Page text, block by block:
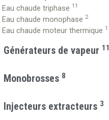
Eau chaude triphase 11
Eau chaude monophase 2
Eau chaude moteur thermique 1
Générateurs de vapeur 11
Monobrosses 8
Injecteurs extracteurs 3